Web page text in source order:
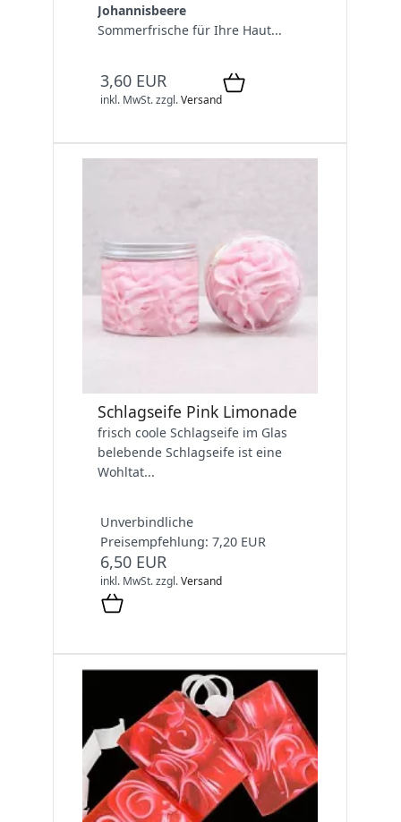
Johannisbeere
Sommerfrische für Ihre Haut...
3,60 EUR
inkl. MwSt.zzgl.Versand
Schlagseife Pink Limonade
frisch coole Schlagseife im Glas
belebende Schlagseife ist eine
Wohltat...
Unverbindliche
Preisempfehlung: 7,20 EUR
6,50 EUR
inkl. MwSt.zzgl.Versand